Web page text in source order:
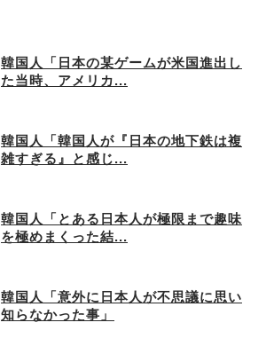
韓国人「日本の某ゲームが米国進出し
た当時、アメリカ...
韓国人「韓国人が『日本の地下鉄は複
雑すぎる』と感じ...
韓国人「とある日本人が極限まで趣味
を極めまくった結...
韓国人「意外に日本人が不思議に思い
知らなかった事」